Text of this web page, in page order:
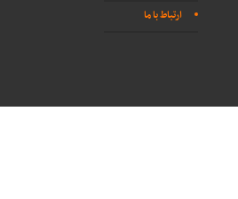
ارتباط با ما